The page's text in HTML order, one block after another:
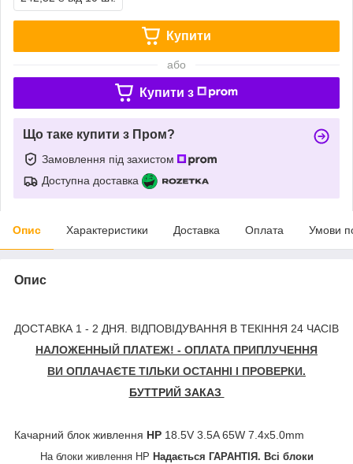
Купити
або
Купити з
Що таке купити з Пром?
Замовлення під захистом
Доступна доставка
Опис Характеристики Доставка Оплата Умови
Опис
ДОСТАВКА 1 - 2 ДНЯ. ВІДПОВІДУВАННЯ В ТЕКІННЯ 24 ЧАСІВ
НАЛОЖЕННЫЙ ПЛАТЕЖ! - ОПЛАТА ПРИПЛУЧЕННЯ
ВИ ОПЛАЧАЄТЕ ТІЛЬКИ ОСТАННІ І ПРОВЕРКИ.
БУТТРИЙ ЗАКАЗ
Качарний блок живлення HP 18.5V 3.5A 65W 7.4x5.0mm
На блоки живлення HP Надається ГАРАНТІЯ. Всі блоки